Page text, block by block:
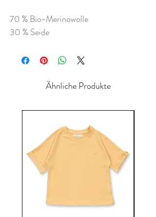
70 % Bio-Merinowolle
30 % Seide
Ähnliche Produkte